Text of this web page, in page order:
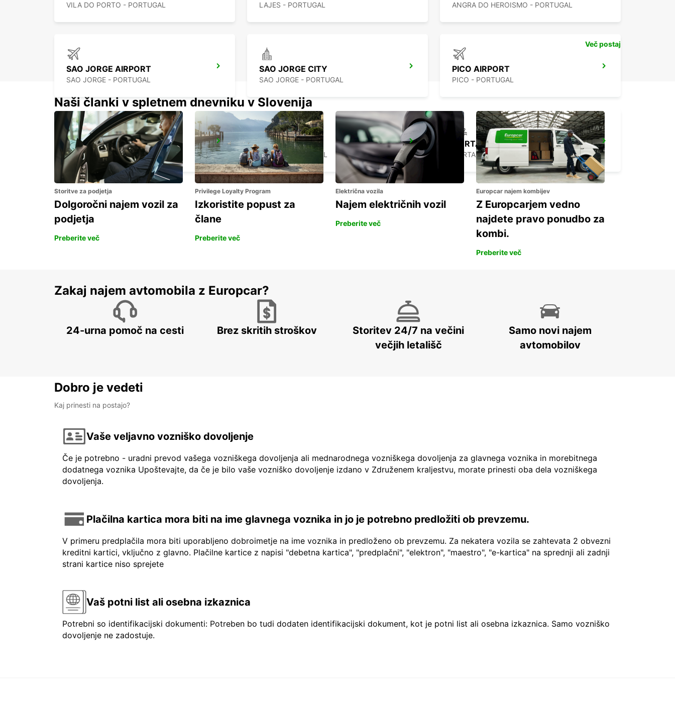
VILA DO PORTO - PORTUGAL LAJES - PORTUGAL ANGRA DO HEROISMO - PORTUGAL
SAO JORGE AIRPORT
SAO JORGE - PORTUGAL
SAO JORGE CITY
SAO JORGE - PORTUGAL
PICO AIRPORT
PICO - PORTUGAL
PICO CITY
PICO - PORTUGAL
HORTA CITY
HORTA - PORTUGAL
HORTA MARINE TERMINAL
HORTA - PORTUGAL
Več postaj
Naši članki v spletnem dnevniku v Slovenija
Storitve za podjetja
Dolgoročni najem vozil za
podjetja
Preberite več
Privilege Loyalty Program
Izkoristite popust za
člane
Preberite več
Električna vozila
Najem električnih vozil
Preberite več
Europcar najem kombijev
Z Europcarjem vedno
najdete pravo ponudbo za
kombi.
Preberite več
Zakaj najem avtomobila z Europcar?
24-urna pomoč na cesti Brez skritih stroškov
Storitev 24/7 na večini
večjih letališč
Samo novi najem
avtomobilov
Dobro je vedeti
Kaj prinesti na postajo?
Vaše veljavno vozniško dovoljenje
Če je potrebno - uradni prevod vašega vozniškega dovoljenja ali mednarodnega vozniškega dovoljenja za glavnega voznika in morebitnega
dodatnega voznika Upoštevajte, da če je bilo vaše vozniško dovoljenje izdano v Združenem kraljestvu, morate prinesti oba dela vozniškega
dovoljenja.
Plačilna kartica mora biti na ime glavnega voznika in jo je potrebno predložiti ob prevzemu.
V primeru predplačila mora biti uporabljeno dobroimetje na ime voznika in predloženo ob prevzemu. Za nekatera vozila se zahtevata 2 obvezni
kreditni kartici, vključno z glavno. Plačilne kartice z napisi "debetna kartica", "predplačni", "elektron", "maestro", "e-kartica" na sprednji ali zadnji
strani kartice niso sprejete
Vaš potni list ali osebna izkaznica
Potrebni so identifikacijski dokumenti: Potreben bo tudi dodaten identifikacijski dokument, kot je potni list ali osebna izkaznica. Samo vozniško
dovoljenje ne zadostuje.